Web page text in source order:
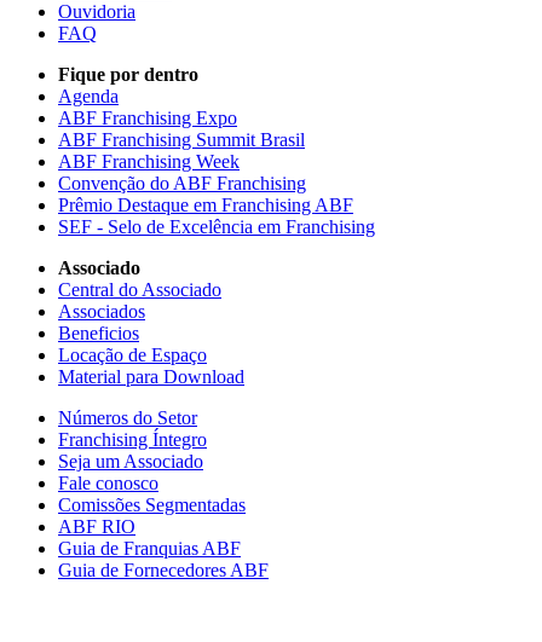
Ouvidoria
FAQ
Fique por dentro
Agenda
ABF Franchising Expo
ABF Franchising Summit Brasil
ABF Franchising Week
Convenção do ABF Franchising
Prêmio Destaque em Franchising ABF
SEF - Selo de Excelência em Franchising
Associado
Central do Associado
Associados
Beneficios
Locação de Espaço
Material para Download
Números do Setor
Franchising Íntegro
Seja um Associado
Fale conosco
Comissões Segmentadas
ABF RIO
Guia de Franquias ABF
Guia de Fornecedores ABF